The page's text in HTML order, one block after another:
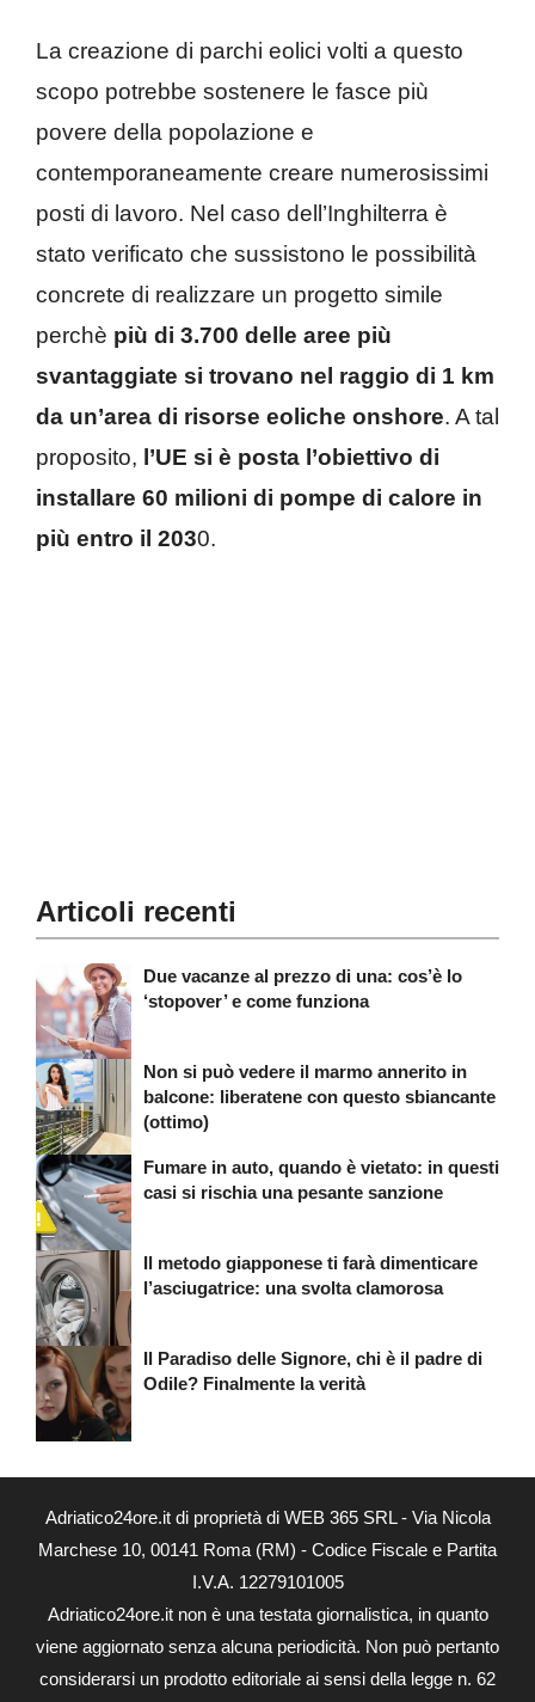
La creazione di parchi eolici volti a questo
scopo potrebbe sostenere le fasce più
povere della popolazione e
contemporaneamente creare numerosissimi
posti di lavoro. Nel caso dell’Inghilterra è
stato verificato che sussistono le possibilità
concrete di realizzare un progetto simile
perchè più di 3.700 delle aree più
svantaggiate si trovano nel raggio di 1 km
da un’area di risorse eoliche onshore. A tal
proposito, l’UE si è posta l’obiettivo di
installare 60 milioni di pompe di calore in
più entro il 2030.
Articoli recenti
Due vacanze al prezzo di una: cos’è lo
‘stopover’ e come funziona
Non si può vedere il marmo annerito in
balcone: liberatene con questo sbiancante
(ottimo)
Fumare in auto, quando è vietato: in questi
casi si rischia una pesante sanzione
Il metodo giapponese ti farà dimenticare
l’asciugatrice: una svolta clamorosa
Il Paradiso delle Signore, chi è il padre di
Odile? Finalmente la verità
Adriatico24ore.it di proprietà di WEB 365 SRL - Via Nicola
Marchese 10, 00141 Roma (RM) - Codice Fiscale e Partita
I.V.A. 12279101005
Adriatico24ore.it non è una testata giornalistica, in quanto
viene aggiornato senza alcuna periodicità. Non può pertanto
considerarsi un prodotto editoriale ai sensi della legge n. 62